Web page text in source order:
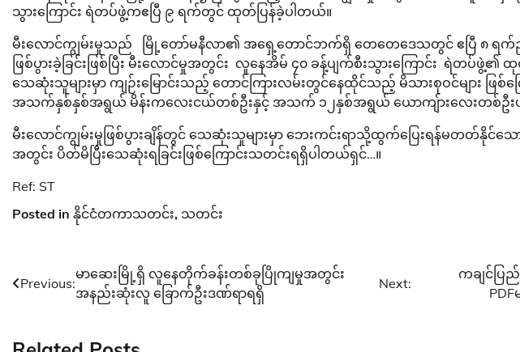
သွားကြောင်း ရဲတပ်ဖွဲ့ကဧပြီ ၉ ရက်တွင် ထုတ်ပြန်ခဲ့ပါတယ်။
မီးလောင်ကျွမ်းမှုသည် မြို့တော်မနီလာ၏ အရှေ့တောင်ဘက်ရှိ တေတေဒေသတွင် ဧပြီ ၈ ရ
ဖြစ်ပွားခဲ့ခြင်းဖြစ်ပြီး မီးလောင်မှုအတွင်း လူနေအိမ် ၄၀ ခန့်ပျက်စီးသွားကြောင်း ရဲတပ်ဖွဲ့၏
သေဆုံးသူများမှာ ကျဉ်းမြောင်းသည့် တောင်ကြားလမ်းတွင်နေထိုင်သည့် မိသားစုဝင်များ ဖြ
အသက်နှစ်နှစ်အရွယ် မိန်းကလေးငယ်တစ်ဦးနှင့် အသက် ၁၂နှစ်အရွယ် ယောကျ်ားလေးတစ်ဦ
မီးလောင်ကျွမ်းမှုဖြစ်ပွားချိန်တွင် သေဆုံးသူများမှာ ဘေးကင်းရာသို့ထွက်ပြေးရန်မတတ်နိုင်သ
အတွင်း ပိတ်မိပြီးသေဆုံးရခြင်းဖြစ်ကြောင်းသတင်းရရှိပါတယ်ရှင်…။
Ref: ST
Posted in နိုင်ငံတကာသတင်း, သတင်း
Post
navigation
Previous:
မာဆေးမြို့ရှိ လူနေတိုက်ခန်းတစ်ခုပြိုကျမှုအတွင်း
အနည်းဆုံးလူ ခြောက်ဦးဒဏ်ရာရရှိ
Next:
ကချင်ပြ